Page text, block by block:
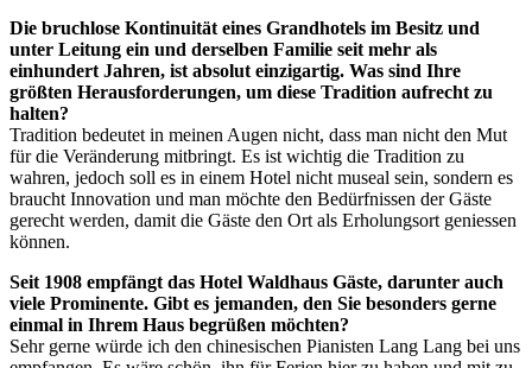
Die bruchlose Kontinuität eines Grandhotels im Besitz und
unter Leitung ein und derselben Familie seit mehr als
einhundert Jahren, ist absolut einzigartig. Was sind Ihre
größten Herausforderungen, um diese Tradition aufrecht zu
halten?
Tradition bedeutet in meinen Augen nicht, dass man nicht den Mut
für die Veränderung mitbringt. Es ist wichtig die Tradition zu
wahren, jedoch soll es in einem Hotel nicht museal sein, sondern es
braucht Innovation und man möchte den Bedürfnissen der Gäste
gerecht werden, damit die Gäste den Ort als Erholungsort geniessen
können.
Seit 1908 empfängt das Hotel Waldhaus Gäste, darunter auch
viele Prominente. Gibt es jemanden, den Sie besonders gerne
einmal in Ihrem Haus begrüßen möchten?
Sehr gerne würde ich den chinesischen Pianisten Lang Lang bei uns